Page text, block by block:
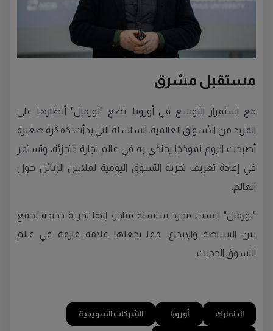
مستقبل مشرق
مع استمرار التوسع في أوروبا، تضع "نورمال" أنظارها على
المزيد من الأسواق العالمية. السلسلة التي بدأت كفكرة صغيرة
أصبحت اليوم نموذجًا يحتذى به في عالم تجارة التجزئة، وتستمر
في إعادة تعريف تجربة التسوق اليومية لملايين الزبائن حول
العالم.
"نورمال" ليست مجرد سلسلة متاجر؛ إنها تجربة جديدة تجمع
بين البساطة والإبداع، مما يجعلها علامة فارقة في عالم
التسوق الحديث.
الدنمارك أوروبا الشركات السويدية